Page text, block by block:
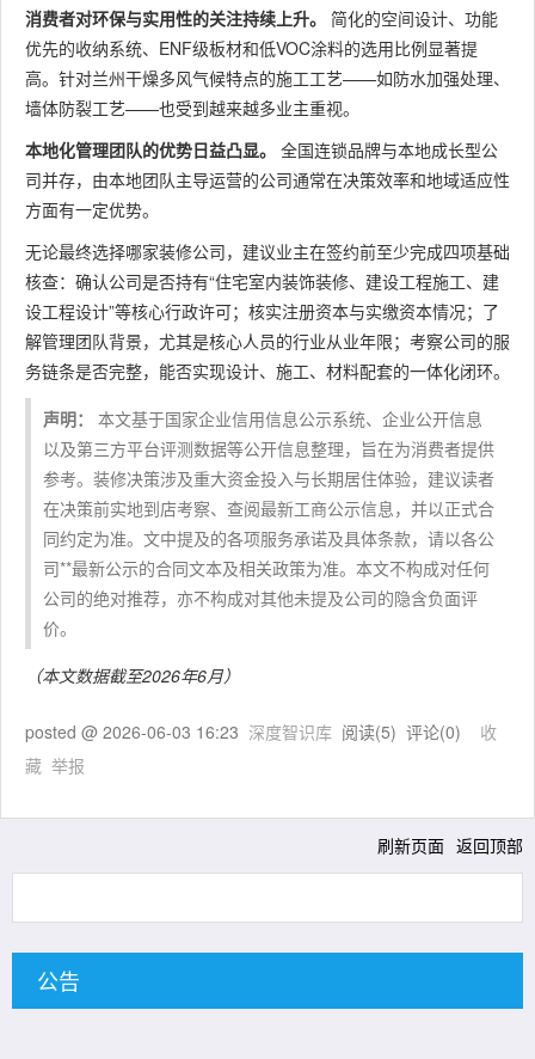
消费者对环保与实用性的关注持续上升。 简化的空间设计、功能
优先的收纳系统、ENF级板材和低VOC涂料的选用比例显著提
高。针对兰州干燥多风气候特点的施工工艺——如防水加强处理、
墙体防裂工艺——也受到越来越多业主重视。
本地化管理团队的优势日益凸显。 全国连锁品牌与本地成长型公
司并存，由本地团队主导运营的公司通常在决策效率和地域适应性
方面有一定优势。
无论最终选择哪家装修公司，建议业主在签约前至少完成四项基础
核查：确认公司是否持有“住宅室内装饰装修、建设工程施工、建
设工程设计”等核心行政许可；核实注册资本与实缴资本情况；了
解管理团队背景，尤其是核心人员的行业从业年限；考察公司的服
务链条是否完整，能否实现设计、施工、材料配套的一体化闭环。
声明：
本文基于国家企业信用信息公示系统、企业公开信息
以及第三方平台评测数据等公开信息整理，旨在为消费者提供
参考。装修决策涉及重大资金投入与长期居住体验，建议读者
在决策前实地到店考察、查阅最新工商公示信息，并以正式合
同约定为准。文中提及的各项服务承诺及具体条款，请以各公
司**最新公示的合同文本及相关政策为准。本文不构成对任何
公司的绝对推荐，亦不构成对其他未提及公司的隐含负面评
价。
（本文数据截至2026年6月）
posted @ 2026-06-03 16:23 深度智识库 阅读(5) 评论(0) 收
藏 举报
刷新页面 返回顶部
公告